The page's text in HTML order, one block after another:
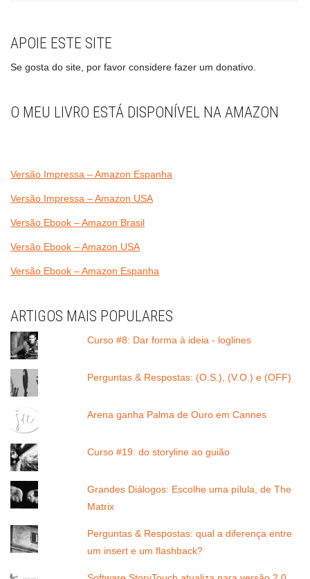
APOIE ESTE SITE
Se gosta do site, por favor considere fazer um donativo.
O MEU LIVRO ESTÁ DISPONÍVEL NA AMAZON
Versão Impressa – Amazon Espanha
Versão Impressa – Amazon USA
Versão Ebook – Amazon Brasil
Versão Ebook – Amazon USA
Versão Ebook – Amazon Espanha
ARTIGOS MAIS POPULARES
Curso #8: Dar forma à ideia - loglines
Perguntas & Respostas: (O.S.), (V.O.) e (OFF)
Arena ganha Palma de Ouro em Cannes
Curso #19: do storyline ao guião
Grandes Diálogos: Escolhe uma pílula, de The
Matrix
Perguntas & Respostas: qual a diferença entre
um insert e um flashback?